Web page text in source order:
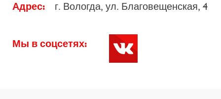
Адрес:
г. Вологда, ул. Благовещенская, 4
Мы в соцсетях: